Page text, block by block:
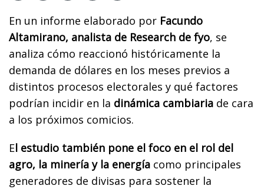
En un informe elaborado por Facundo
Altamirano, analista de Research de fyo, se
analiza cómo reaccionó históricamente la
demanda de dólares en los meses previos a
distintos procesos electorales y qué factores
podrían incidir en la dinámica cambiaria de cara
a los próximos comicios.
El estudio también pone el foco en el rol del
agro, la minería y la energía como principales
generadores de divisas para sostener la